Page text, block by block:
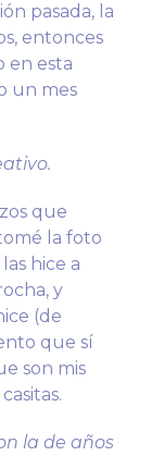
pasada, la
entonces
en esta
un mes
que
la foto
hice a
y
(de
que sí
son mis
la de años